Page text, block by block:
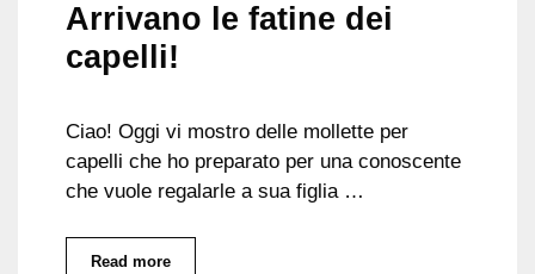
Arrivano le fatine dei
capelli!
Ciao! Oggi vi mostro delle mollette per
capelli che ho preparato per una conoscente
che vuole regalarle a sua figlia …
Read more